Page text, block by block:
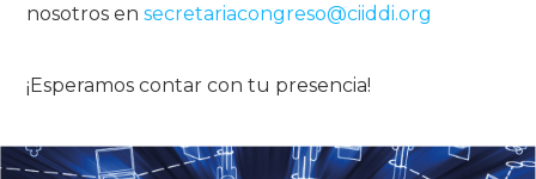
nosotros en secretariacongreso@ciiddi.org
¡Esperamos contar con tu presencia!